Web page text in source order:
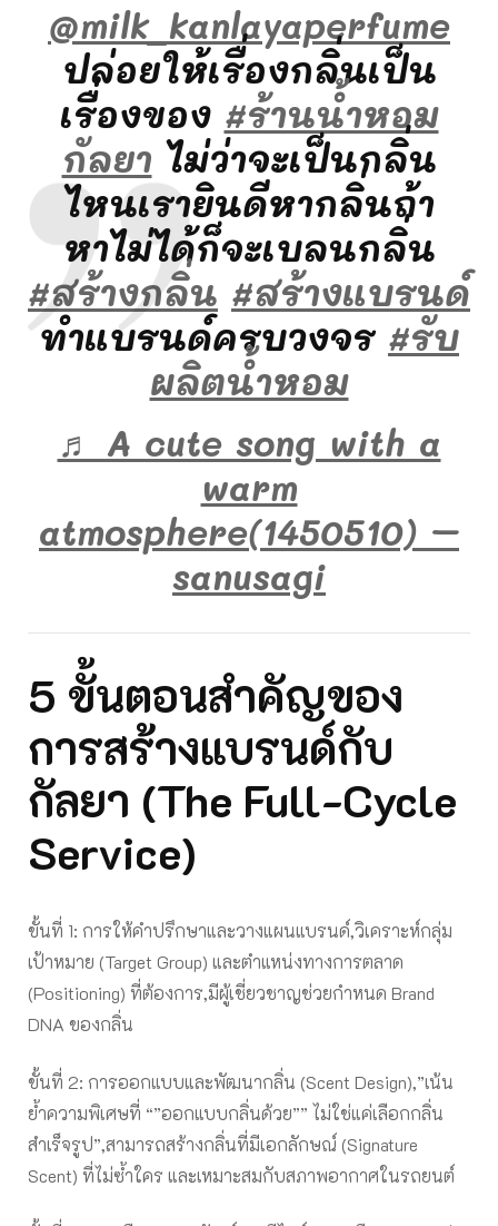
@milk_kanlayaperfume
ปล่อยให้เรื่องกลิ่นเป็น
เรื่องของ #ร้านน้ําหอม
กัลยา ไม่ว่าจะเป็นกลิ่น
ไหนเรายินดีหากลิ่นถ้า
หาไม่ได้ก็จะเบลนกลิ่น
#สร้างกลิ่น #สร้างแบรนด์
ทำแบรนด์ครบวงจร #รับ
ผลิตน้ําหอม
♬ A cute song with a
warm
atmosphere(1450510) –
sanusagi
5 ขั้นตอนสำคัญของ
การสร้างแบรนด์กับ
กัลยา (The Full-Cycle
Service)
ขั้นที่ 1: การให้คำปรึกษาและวางแผนแบรนด์,วิเคราะห์กลุ่ม
เป้าหมาย (Target Group) และตำแหน่งทางการตลาด
(Positioning) ที่ต้องการ,มีผู้เชี่ยวชาญช่วยกำหนด Brand
DNA ของกลิ่น
ขั้นที่ 2: การออกแบบและพัฒนากลิ่น (Scent Design),”เน้น
ย้ำความพิเศษที่ “”ออกแบบกลิ่นด้วย”” ไม่ใช่แค่เลือกกลิ่น
สำเร็จรูป”,สามารถสร้างกลิ่นที่มีเอกลักษณ์ (Signature
Scent) ที่ไม่ซ้ำใคร และเหมาะสมกับสภาพอากาศในรถยนต์